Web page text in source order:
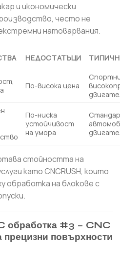
и икономически
често не
натоварвания.
НЕДОСТАТЪЦИ
По-висока цена
По-ниска
устойчивост
на умора
стойността на
като CNCRUSH, които
обработка на блокове с
обработка #3 – CNC
прецизни повърхности